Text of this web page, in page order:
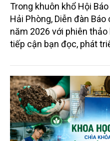
Trong khuôn khổ Hội
Hải Phòng, Diễn đàn
năm 2026 với phiên
tiếp cận bạn đọc, phát
của các chuyên gia và